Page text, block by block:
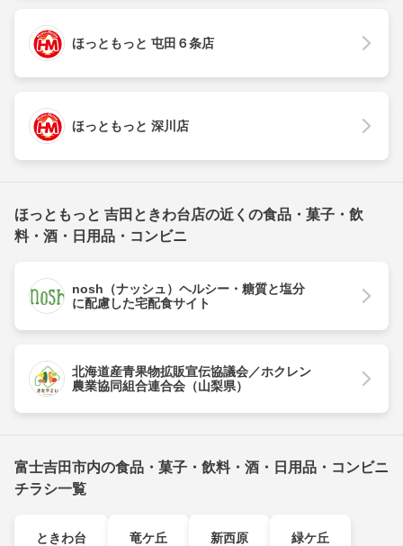
ほっともっと 屯田６条店
ほっともっと 深川店
ほっともっと 吉田ときわ台店の近くの食品・菓子・飲
料・酒・日用品・コンビニ
nosh（ナッシュ）ヘルシー・糖質と塩分
に配慮した宅配食サイト
北海道産青果物拡販宣伝協議会／ホクレン
農業協同組合連合会（山梨県）
富士吉田市内の食品・菓子・飲料・酒・日用品・コンビニ
チラシ一覧
ときわ台 竜ケ丘 新西原 緑ケ丘